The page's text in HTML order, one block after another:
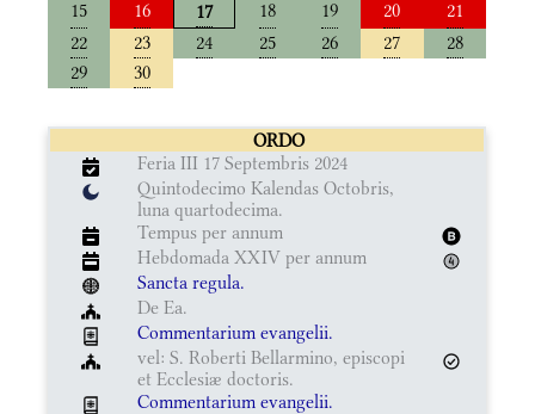
15 16 17 18 19 20
21
22
23 24 25 26 27
28
29
30
ORDO
Feria III 17 Septembris 2024
Quintodecimo Kalendas Octobris,
luna quartodecima.
Tempus per annum
Hebdomada XXIV per annum
Sancta regula.
De Ea.
Commentarium evangelii.
vel: S. Roberti Bellarmino, episcopi
et Ecclesiæ doctoris.
Commentarium evangelii.